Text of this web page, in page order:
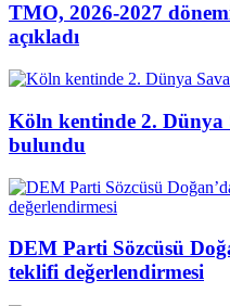
TMO, 2026-2027
açıkladı
Köln kentinde 2. Dünya
bulundu
DEM Parti Sözcüsü
teklifi değerlendirmesi